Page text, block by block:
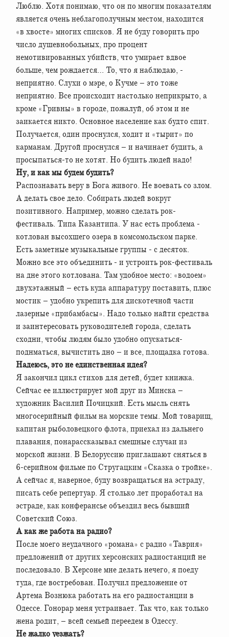
Люблю. Хотя понимаю, что он по многим показателям
является очень неблагополучным местом, находится
«в хвосте» многих списков. Я не буду говорить про
число душевнобольных, про процент
немотивированных убийств, что умирает вдвое
больше, чем рождается… То, что я наблюдаю, -
неприятно. Слухи о мэре, о Кучме – это тоже
неприятно. Все происходит настолько неприкрыто, а
кроме «Гривны» в городе, пожалуй, об этом и не
заикается никто. Основное население как будто спит.
Получается, один проснулся, ходит и «тырит» по
карманам. Другой проснулся – и начинает будить, а
просыпаться-то не хотят. Но будить людей надо!
Ну, и как мы будем будить?
Распознавать веру в Бога живого. Не воевать со злом.
А делать свое дело. Собирать людей вокруг
позитивного. Например, можно сделать рок-
фестиваль. Типа Казантипа. У нас есть проблема -
котлован высохшего озера в комсомольском парке.
Есть заметные музыкальные группы - с десяток.
Можно все это объединить - и устроить рок-фестиваль
на дне этого котлована. Там удобное место: «водоем»
двухэтажный – есть куда аппаратуру поставить, плюс
мостик – удобно укрепить для дискотечной части
лазерные «прибамбасы». Надо только найти средства
и заинтересовать руководителей города, сделать
сходни, чтобы людям было удобно опускаться-
поднматься, вычистить дно – и все, площадка готова.
Надеюсь, это не единственная идея?
Я закончил цикл стихов для детей, будет книжка.
Сейчас ее иллюстрирует мой друг из Минска –
художник Василий Почицкий. Есть мысль снять
многосерийный фильм на морские темы. Мой товарищ,
капитан рыболовецкого флота, приехал из дальнего
плавания, понарассказывал смешные случаи из
морской жизни. В Белоруссию приглашают сняться в
6-серийном фильме по Стругацким «Сказка о тройке».
А сейчас я, наверное, буду возвращаться на эстраду,
писать себе репертуар. Я столько лет проработал на
эстраде, как конферансье объездил весь бывший
Советский Союз.
А как же работа на радио?
После моего неудачного «романа» с радио «Таврия»
предложений от других херсонских радиостанций не
последовало. В Херсоне мне делать нечего, я поеду
туда, где востребован. Получил предложение от
Артема Вознюка работать на его радиостанции в
Одессе. Гонорар меня устраивает. Так что, как только
жена родит, – всей семьей переедем в Одессу.
Не жалко уезжать?